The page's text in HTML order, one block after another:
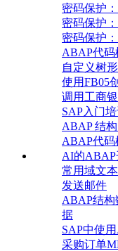
密码保护
密码保护
密码保护
ABAP代码
自定义树
使用FB05
调用工商
SAP入门培
ABAP 结
ABAP代码
AI的ABAP
常用域文
发送邮件
ABAP结构
据
SAP中使
采购订单